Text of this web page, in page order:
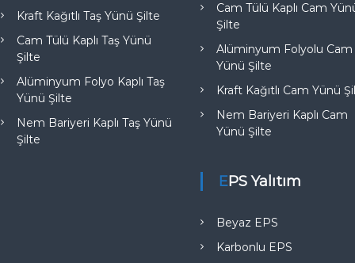
Kraft Kağıtlı Taş Yünü Şilte
Cam Tülü Kaplı Taş Yünü
Şilte
Alüminyum Folyo Kaplı Taş
Yünü Şilte
Nem Bariyeri Kaplı Taş Yünü
Şilte
Cam Tülü Kaplı Cam
Şilte
Alüminyum Folyolu Cam
Yünü Şilte
Kraft Kağıtlı Cam Yünü
Nem Bariyeri Kaplı Cam
Yünü Şilte
EPS Yalıtım
Beyaz EPS
Karbonlu EPS